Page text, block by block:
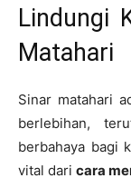
Lindungi
Matahari
Sinar matahari
berlebihan,
berbahaya bagi
vital dari cara